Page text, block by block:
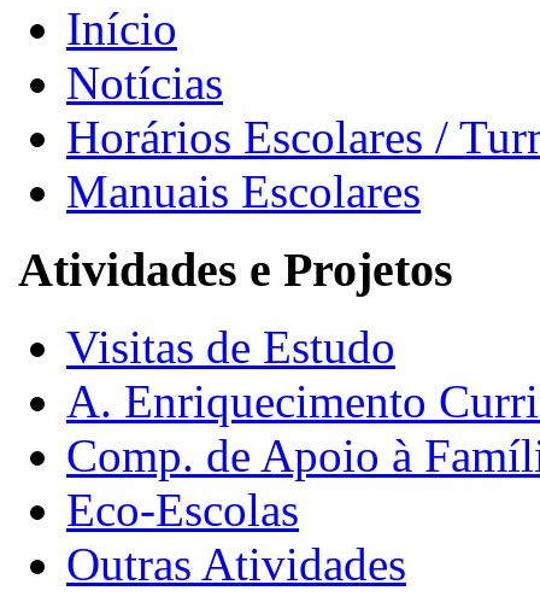
Início
Notícias
Horários Escolares /
Manuais Escolares
Atividades e Projetos
Visitas de Estudo
A. Enriquecimento
Comp. de Apoio à
Eco-Escolas
Outras Atividades